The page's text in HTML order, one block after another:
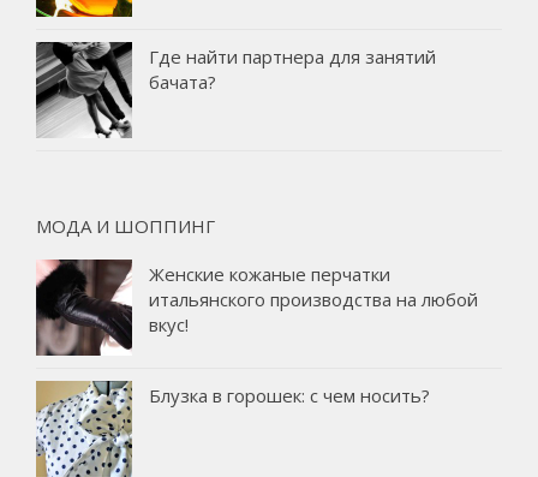
Где найти партнера для занятий
бачата?
МОДА И ШОППИНГ
Женские кожаные перчатки
итальянского производства на любой
вкус!
Блузка в горошек: с чем носить?